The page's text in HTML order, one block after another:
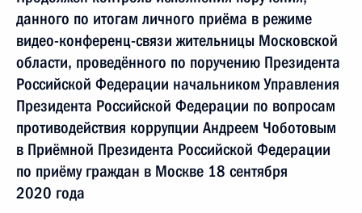
данного по итогам личного приёма в режиме
видео-конференц-связи жительницы Московской
области, проведённого по поручению Президента
Российской Федерации начальником Управления
Президента Российской Федерации по вопросам
противодействия коррупции Андреем Чоботовым
в Приёмной Президента Российской Федерации
по приёму граждан в Москве 18 сентября
2020 года